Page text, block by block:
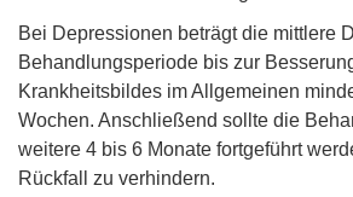
Bei Depressionen beträgt die mittlere
Behandlungsperiode bis zur
Krankheitsbildes im Allgemeinen
Wochen. Anschließend sollte die
weitere 4 bis 6 Monate fortgeführt
Rückfall zu verhindern.